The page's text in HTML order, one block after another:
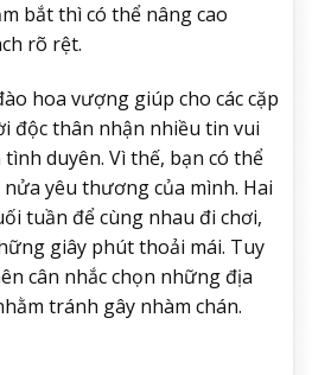
bắt thì có thể nâng cao
rõ rệt.
hoa vượng giúp cho các cặp
độc thân nhận nhiều tin vui
duyên. Vì thế, bạn có thể
yêu thương của mình. Hai
tuần để cùng nhau đi chơi,
giây phút thoải mái. Tuy
cân nhắc chọn những địa
tránh gây nhàm chán.